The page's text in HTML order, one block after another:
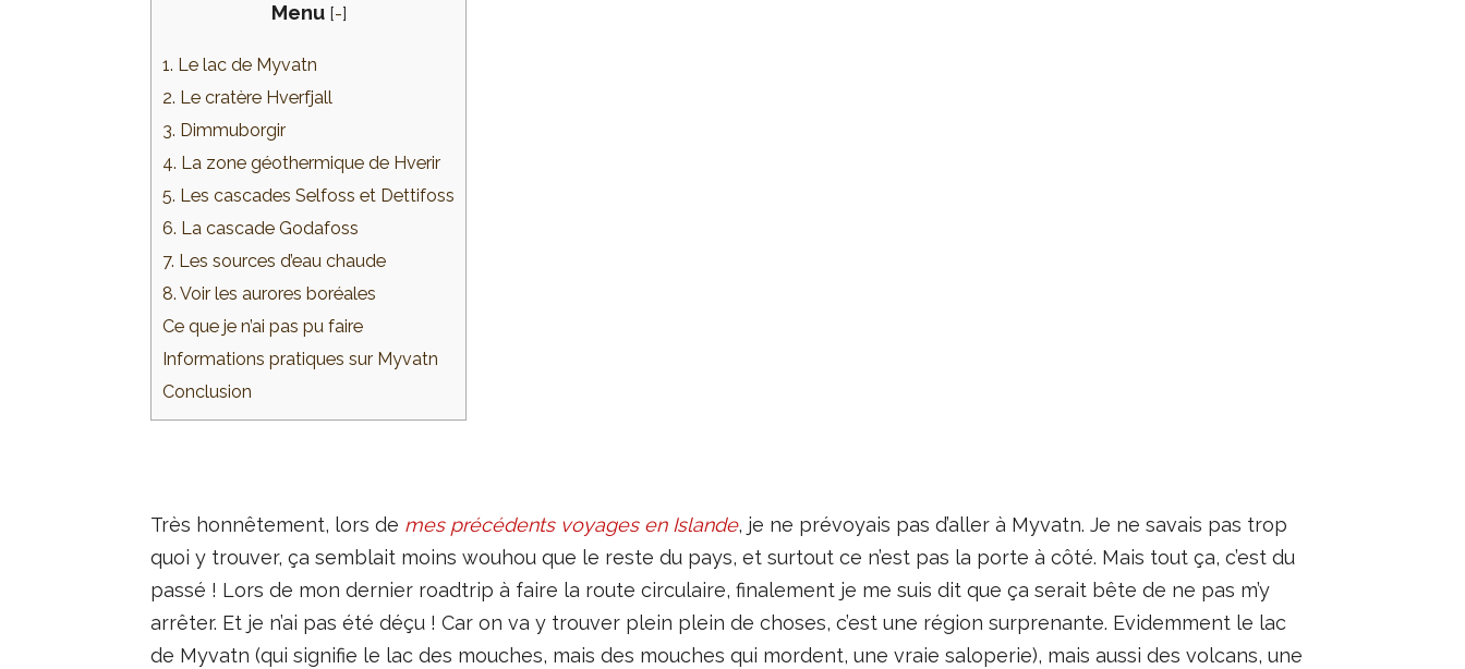
Menu [-]
1. Le lac de Myvatn
2. Le cratère Hverfjall
3. Dimmuborgir
4. La zone géothermique de Hverir
5. Les cascades Selfoss et Dettifoss
6. La cascade Godafoss
7. Les sources d’eau chaude
8. Voir les aurores boréales
Ce que je n’ai pas pu faire
Informations pratiques sur Myvatn
Conclusion
Très honnêtement, lors de mes précédents voyages en Islande, je ne prévoyais pas d’aller à Myvatn. Je ne savais pas trop
quoi y trouver, ça semblait moins wouhou que le reste du pays, et surtout ce n’est pas la porte à côté. Mais tout ça, c’est du
passé ! Lors de mon dernier roadtrip à faire la route circulaire, finalement je me suis dit que ça serait bête de ne pas m’y
arrêter. Et je n’ai pas été déçu ! Car on va y trouver plein plein de choses, c’est une région surprenante. Evidemment le lac
de Myvatn (qui signifie le lac des mouches, mais des mouches qui mordent, une vraie saloperie), mais aussi des volcans, une